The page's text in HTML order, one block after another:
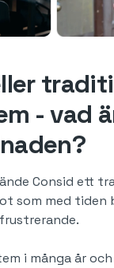
- vad
Consid ett
som med tiden
i många år